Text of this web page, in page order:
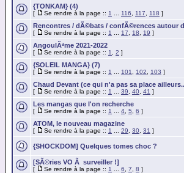
{TONKAM} (4)
[ Se rendre à la page :: 1 116 117 118 ]
Rencontres / dÃ©bats / confÃ©rences autour
[ Se rendre à la page :: 1 17 18 19 ]
AngoulÃªme 2021-2022
[ Se rendre à la page :: 1 2 ]
{SOLEIL MANGA} (7)
[ Se rendre à la page :: 1 101 102 103 ]
Chaud Devant (ce qui n'a pas sa place
[ Se rendre à la page :: 1 39 40 41 ]
Les mangas que l'on recherche
[ Se rendre à la page :: 1 4 5 6 ]
ATOM, le nouveau magazine
[ Se rendre à la page :: 1 29 30 31 ]
{SHOCKDOM] Quelques tomes choc ?
[SÃ©ries VO Ã surveiller !]
[ Se rendre à la page :: 1 6 7 8 ]